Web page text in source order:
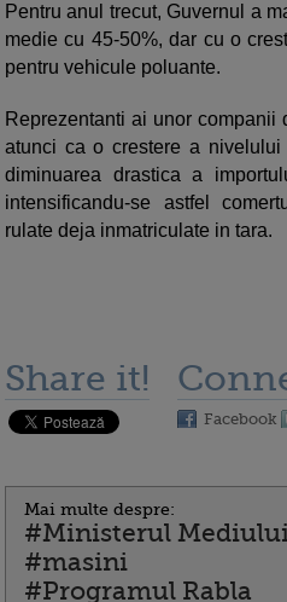
Pentru anul trecut, Guvernul a
medie cu 45-50%, dar cu o
pentru vehicule poluante.
Reprezentanti ai unor
atunci ca o crestere a
diminuarea drastica a
intensificandu-se astfel
rulate deja inmatriculate in tara.
Share it!
Facebook
Mai multe despre:
#Ministerul
#masini
#Programul Rabla